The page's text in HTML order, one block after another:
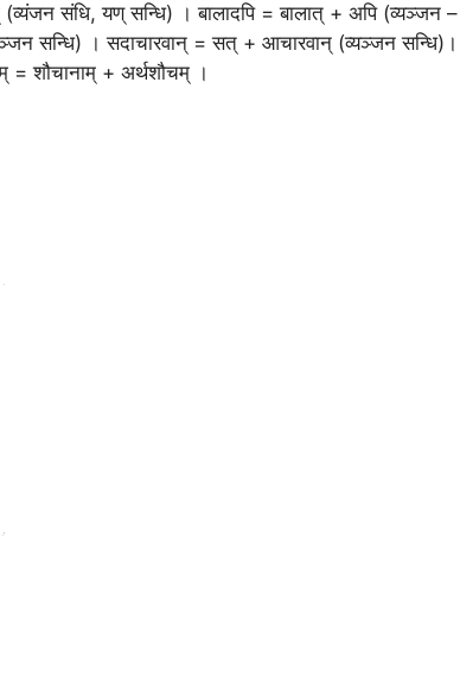
संधि, यण् सन्धि) । बालादपि = बालात् + अपि (व्यञ्जन –
सन्धि) । सदाचारवान् = सत् + आचारवान् (व्यञ्जन सन्धि)।
= शौचानाम् + अर्थशौचम् ।